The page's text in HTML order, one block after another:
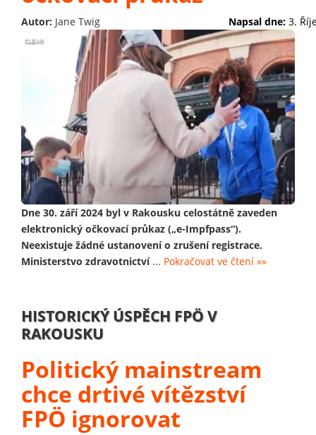
Autor: Jane Twig Napsal dne: 3.
Dne 30. září 2024 byl v Rakousku celostátně zaveden
elektronický očkovací průkaz („e-Impfpass“).
Neexistuje žádné ustanovení o zrušení registrace.
Ministerstvo zdravotnictví... Pokračovat ve čtení »»
HISTORICKÝ ÚSPĚCH FPÖ V
RAKOUSKU
Politický mainstream
chce drtivé vítězství
FPÖ ignorovat